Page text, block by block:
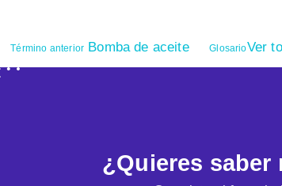
Término anterior Bomba de aceite GlosarioVer
¿Quieres saber